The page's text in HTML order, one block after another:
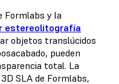
Formlabs y la
estereolitografía
objetos translúcidos
pueden
total. La
SLA de Formlabs,